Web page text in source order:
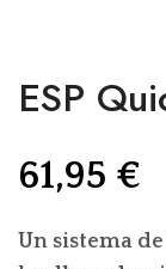
ESP
61,95 €
Un sistema